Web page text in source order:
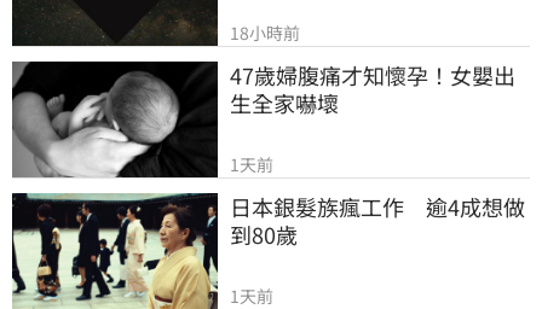
18小時前
47歲婦腹痛才知懷孕！女嬰出
生全家嚇壞
1天前
日本銀髮族瘋工作　逾4成想做
到80歲
1天前